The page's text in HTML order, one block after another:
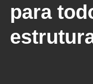
para